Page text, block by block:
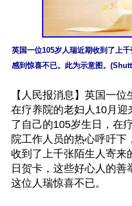
英国一位105岁人瑞近期收到了上
感到惊喜不已。此为示意图。
【人民报消息】英国一位
在疗养院的老妇人10月迎
了自己的105岁生日，在
院工作人员的热心呼吁下
收到了上千张陌生人寄来
日贺卡，这些好心人的善
这位人瑞惊喜不已。